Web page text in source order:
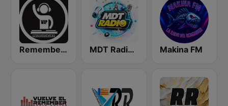
Remember Vip Dance MDT Radio Valencia Makina FM